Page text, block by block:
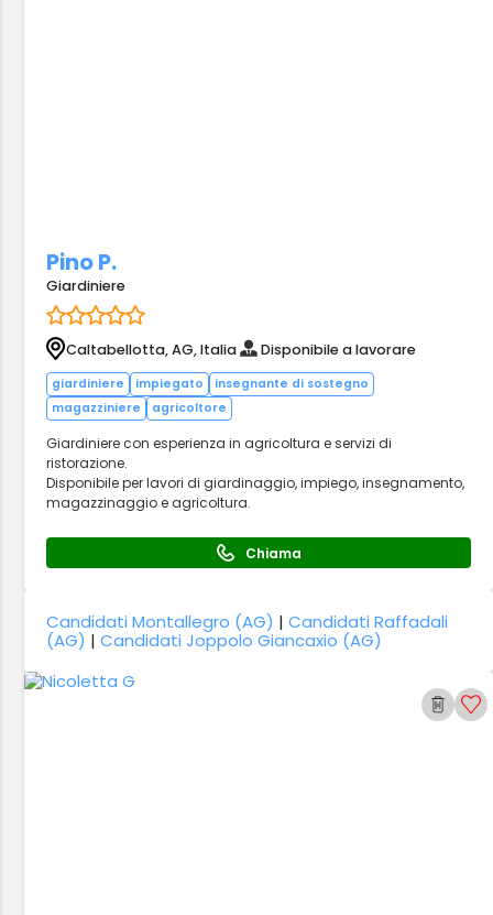
Pino P.
Giardiniere
Caltabellotta, AG, Italia Disponibile a lavorare
giardiniere impiegato
insegnante di sostegno
magazziniere
agricoltore
Giardiniere con esperienza in agricoltura e servizi di
ristorazione.
Disponibile per lavori di giardinaggio, impiego, insegnamento,
magazzinaggio e agricoltura.
Chiama
Candidati Montallegro (AG) |Candidati Raffadali
(AG) |Candidati Joppolo Giancaxio (AG)